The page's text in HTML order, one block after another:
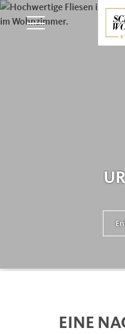
Zum Hauptinhalt springen
EINE